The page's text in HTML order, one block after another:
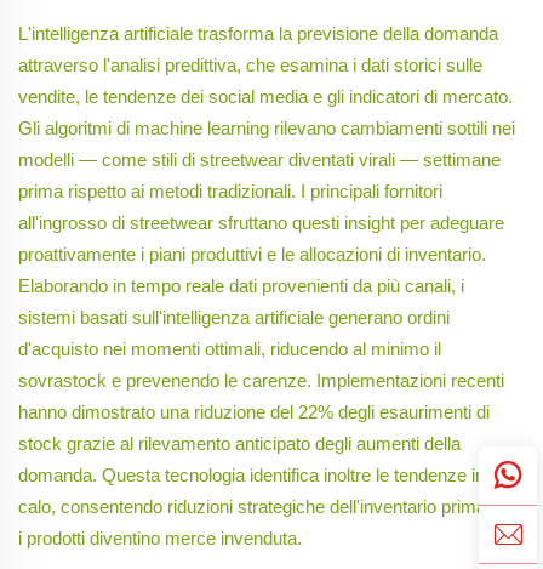
L'intelligenza artificiale trasforma la previsione della domanda
attraverso l'analisi predittiva, che esamina i dati storici sulle
vendite, le tendenze dei social media e gli indicatori di mercato.
Gli algoritmi di machine learning rilevano cambiamenti sottili nei
modelli — come stili di streetwear diventati virali — settimane
prima rispetto ai metodi tradizionali. I principali fornitori
all'ingrosso di streetwear sfruttano questi insight per adeguare
proattivamente i piani produttivi e le allocazioni di inventario.
Elaborando in tempo reale dati provenienti da più canali, i
sistemi basati sull'intelligenza artificiale generano ordini
d'acquisto nei momenti ottimali, riducendo al minimo il
sovrastock e prevenendo le carenze. Implementazioni recenti
hanno dimostrato una riduzione del 22% degli esaurimenti di
stock grazie al rilevamento anticipato degli aumenti della
domanda. Questa tecnologia identifica inoltre le tendenze in
calo, consentendo riduzioni strategiche dell'inventario prima che
i prodotti diventino merce invenduta.